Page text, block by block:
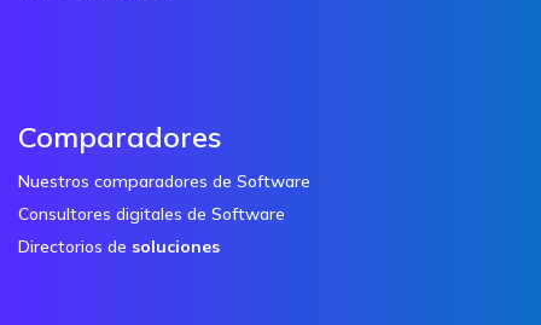
Comparadores
Nuestros comparadores de Software
Consultores digitales de Software
Directorios de soluciones